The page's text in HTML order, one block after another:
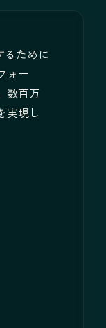
るために
ォー
数百万
実現し